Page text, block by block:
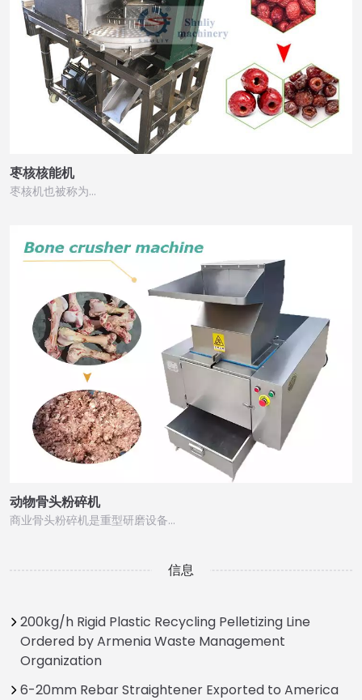
枣核核能机
枣核机也被称为…
动物骨头粉碎机
商业骨头粉碎机是重型研磨设备…
信息
200kg/h Rigid Plastic Recycling Pelletizing Line
Ordered by Armenia Waste Management
Organization
6-20mm Rebar Straightener Exported to America